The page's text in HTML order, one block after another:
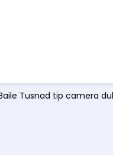
Tusnad tip camera